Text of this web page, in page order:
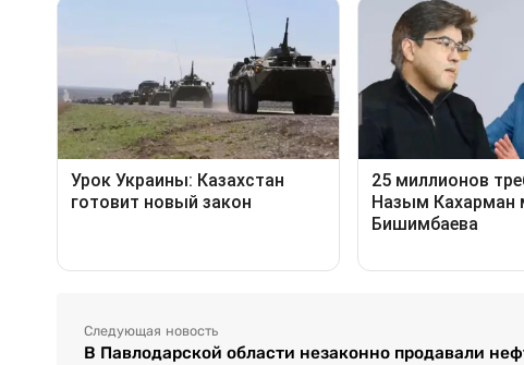
Следующая новость
В Павлодарской области незаконно продавали